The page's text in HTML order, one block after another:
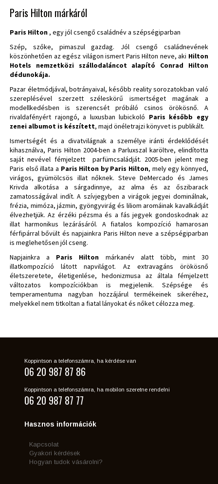
Paris Hilton márkáról
Paris Hilton , egy jól csengő családnév a szépségiparban
Szép, szőke, pimaszul gazdag. Jól csengő családnevének
köszönhetően az egész világon ismert Paris Hilton neve, aki Hilton
Hotels nemzetközi szállodaláncot alapító Conrad Hilton
dédunokája.
Pazar életmódjával, botrányaival, később reality sorozatokban való
szereplésével szerzett széleskörű ismertséget magának a
modellkedésben is szerencsét próbáló csinos örökösnő. A
rivaldafényért rajongó, a luxusban lubickoló Paris később egy
zenei albumot is készített, majd önéletrajzi könyvet is publikált.
Ismertségét és a divatvilágnak a személye iránti érdeklődését
kihasználva, Paris Hilton 2004-ben a Parluxszal karöltve, elindította
saját nevével fémjelzett parfümcsaládját. 2005-ben jelent meg
Paris első illata a Paris Hilton by Paris Hilton, mely egy könnyed,
virágos, gyümölcsös illat nőknek. Steve DeMercado és James
Krivda alkotása a sárgadinnye, az alma és az őszibarack
zamatosságával indít. A szívjegyben a virágok jegyei dominálnak,
frézia, mimóza, jázmin, gyöngyvirág és liliom aromáinak kavalkádját
élvezhetjük. Az érzéki pézsma és a fás jegyek gondoskodnak az
illat harmonikus lezárásáról. A fiatalos kompozíció hamarosan
férfipárral bővült és napjainkra Paris Hilton neve a szépségiparban
is meglehetősen jól cseng.
Napjainkra a Paris Hilton márkanév alatt több, mint 30
illatkompozíció látott napvilágot. Az extravagáns örökösnő
életszeretete, életigenlése, hedonizmusa az általa fémjelzett
változatos kompozíciókban is megjelenik. Szépsége és
temperamentuma nagyban hozzájárul termékeinek sikeréhez,
melyekkel nem titkoltan a fiatal lányokat és nőket célozza meg.
Koppintson a telefonszámra, ha kérdése van
06 20 987 87 86
Koppintson a telefonszámra, ha mobilon szeretne rendelni
06 20 987 87 77
Hasznos információk
Kapcsolat
Gyakori kérdések
Hogyan tudok vásárolni?